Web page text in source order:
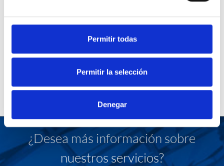
Permitir todas
Permitir la selección
Denegar
¿Desea más información sobre
nuestros servicios?